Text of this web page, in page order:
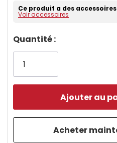
Ce produit a des accessoires
Voir accessoires
Dépêchez-
vous!
plus
Quantité :